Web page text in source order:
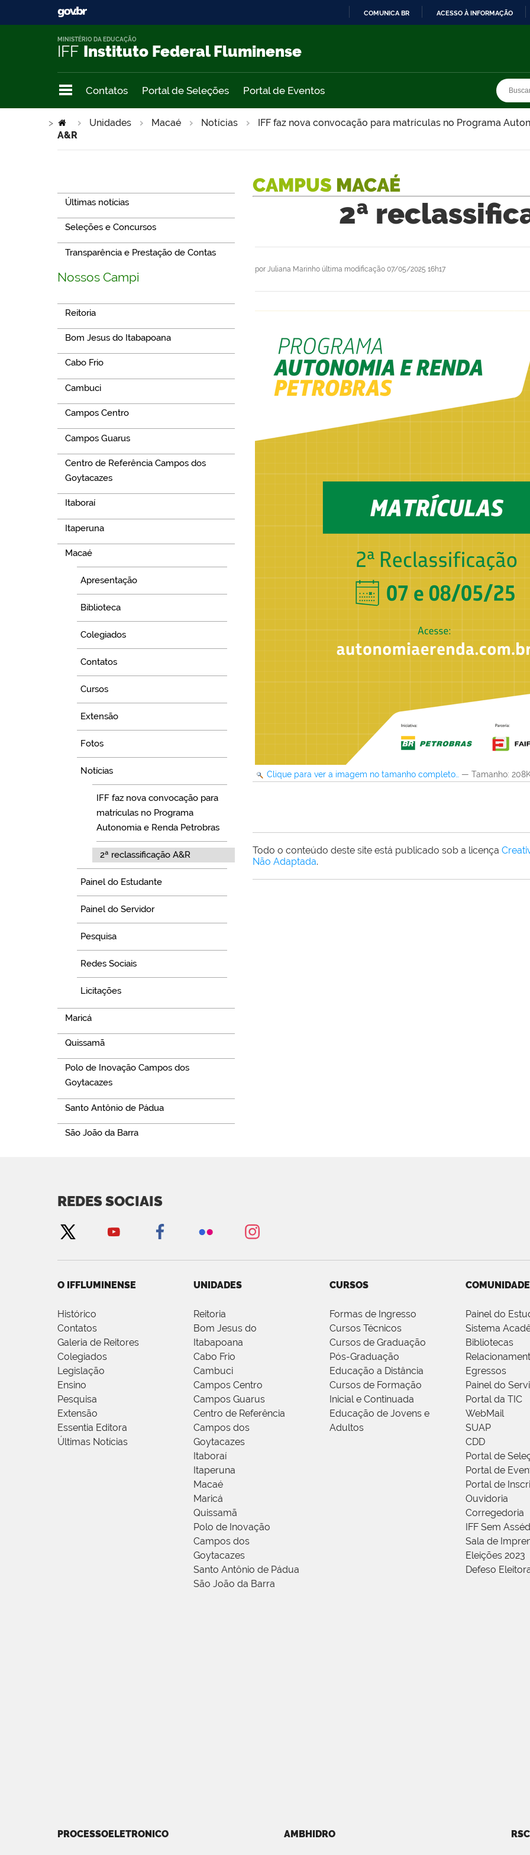
COMUNICA BR ACESSO À INFORMAÇÃO
IFF Instituto Federal Fluminense
MINISTÉRIO DA EDUCAÇÃO
Contatos Portal de Seleções Portal de Eventos
Unidades Macaé Notícias IFF faz nova convocação para matrículas no Programa
>
A&R
Últimas notícias
Seleções e Concursos
Transparência e Prestação de Contas
Nossos Campi
Reitoria
Bom Jesus do Itabapoana
Cabo Frio
Cambuci
Campos Centro
Campos Guarus
Centro de Referência Campos dos
Goytacazes
Itaboraí
Itaperuna
Macaé
Apresentação
Biblioteca
Colegiados
Contatos
Cursos
Extensão
Fotos
Notícias
IFF faz nova convocação para
matrículas no Programa
Autonomia e Renda Petrobras
2ª reclassificação A&R
Painel do Estudante
Painel do Servidor
Pesquisa
Redes Sociais
Licitações
Maricá
Quissamã
Polo de Inovação Campos dos
Goytacazes
Santo Antônio de Pádua
São João da Barra
CAMPUS MACAÉ
2ª
por Juliana Marinho última modificação 07/05/2025 16h17
Clique para ver a imagem no tamanho completo… — Tamanho:
Todo o conteúdo deste site está publicado sob a licença
Não Adaptada.
REDES SOCIAIS
O IFFLUMINENSE
Histórico
Contatos
Galeria de Reitores
Colegiados
Legislação
Ensino
Pesquisa
Extensão
Essentia Editora
Últimas Notícias
UNIDADES
Reitoria
Bom Jesus do
Itabapoana
Cabo Frio
Cambuci
Campos Centro
Campos Guarus
Centro de Referência
Campos dos
Goytacazes
Itaboraí
Itaperuna
Macaé
Maricá
Quissamã
Polo de Inovação
Campos dos
Goytacazes
Santo Antônio de Pádua
São João da Barra
CURSOS
Formas de Ingresso
Cursos Técnicos
Cursos de Graduação
Pós-Graduação
Educação a Distância
Cursos de Formação
Inicial e Continuada
Educação de Jovens e
Adultos
COMUNIDADE
Painel do
Sistema
Bibliotecas
Egressos
Painel do
Portal da TIC
WebMail
SUAP
CDD
Portal de
Portal de
Portal de
Ouvidoria
Corregedoria
IFF Sem
Sala de
Eleições 2023
Defeso
PROCESSOELETRONICO AMBHIDRO